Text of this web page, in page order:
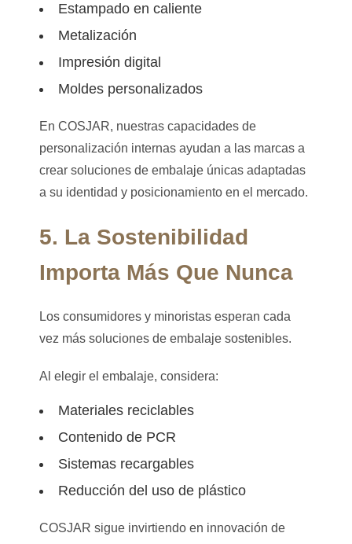
Estampado en caliente
Metalización
Impresión digital
Moldes personalizados
En COSJAR, nuestras capacidades de
personalización internas ayudan a las marcas a
crear soluciones de embalaje únicas adaptadas
a su identidad y posicionamiento en el mercado.
5. La Sostenibilidad
Importa Más Que Nunca
Los consumidores y minoristas esperan cada
vez más soluciones de embalaje sostenibles.
Al elegir el embalaje, considera:
Materiales reciclables
Contenido de PCR
Sistemas recargables
Reducción del uso de plástico
COSJAR sigue invirtiendo en innovación de